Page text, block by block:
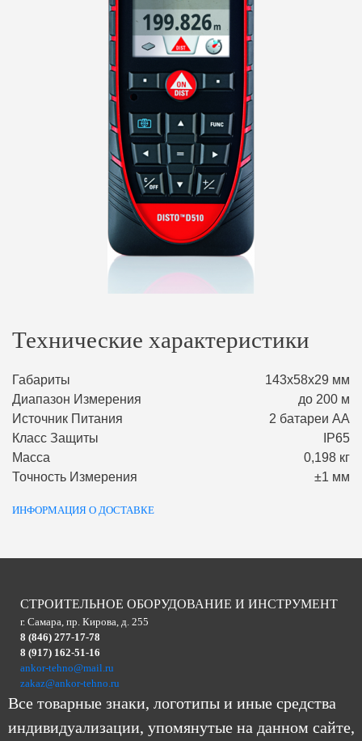
Технические характеристики
Габариты
143х58х29 мм
Диапазон Измерения
до 200 м
Источник Питания
2 батареи АА
Класс Защиты
IP65
Масса
0,198 кг
Точность Измерения
±1 мм
ИНФОРМАЦИЯ О ДОСТАВКЕ
СТРОИТЕЛЬНОЕ ОБОРУДОВАНИЕ И ИНСТРУМЕНТ
г. Самара, пр. Кирова, д. 255
8 (846) 277-17-78
8 (917) 162-51-16
ankor-tehno@mail.ru
zakaz@ankor-tehno.ru
Все товарные знаки, логотипы и иные средства
индивидуализации, упомянутые на данном сайте,